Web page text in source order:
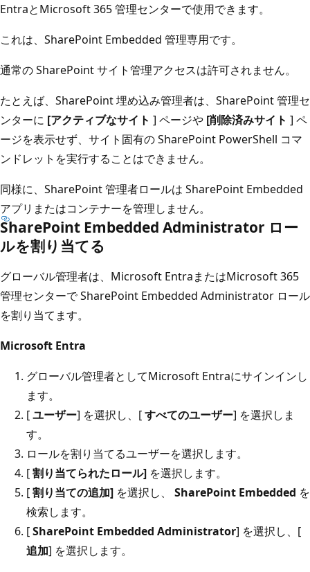
EntraとMicrosoft 365 管理センターで使用できます。
これは、SharePoint Embedded 管理専用です。
通常の SharePoint サイト管理アクセスは許可されません。
たとえば、SharePoint 埋め込み管理者は、SharePoint 管理セ
ンターに [アクティブなサイト ] ページや [削除済みサイト ] ペ
ージを表示せず、サイト固有の SharePoint PowerShell コマ
ンドレットを実行することはできません。
同様に、SharePoint 管理者ロールは SharePoint Embedded
アプリまたはコンテナーを管理しません。
SharePoint Embedded Administrator ロー
ルを割り当てる
グローバル管理者は、Microsoft EntraまたはMicrosoft 365
管理センターで SharePoint Embedded Administrator ロール
を割り当てます。
Microsoft Entra
グローバル管理者としてMicrosoft Entraにサインインし
ます。
[ユーザー] を選択し、[すべてのユーザー] を選択しま
す。
ロールを割り当てるユーザーを選択します。
[割り当てられたロール] を選択します。
[割り当ての追加] を選択し、 SharePoint Embedded を
検索します。
[SharePoint Embedded Administrator] を選択し、[
追加] を選択します。